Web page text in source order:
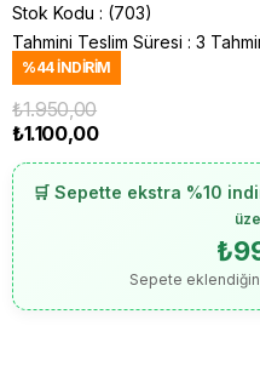
Stok Kodu
(703)
Tahmini Teslim Süresi : 3
%44İNDIRIM
₺1.950,00
₺1.100,00
🛒 Sepette ekstra %10
Sepete